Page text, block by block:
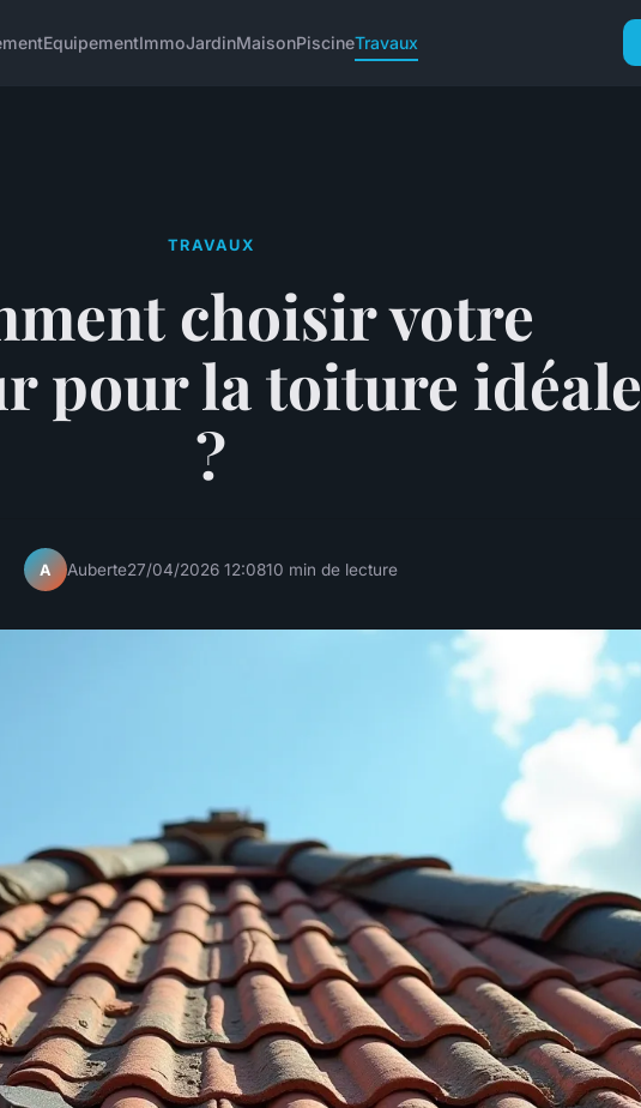
EquipementImmoJardinMaisonPiscineTravaux
TRAVAUX
choisir votre
pour la toiture idéale
?
A Auberte27/04/2026 12:0810 min de lecture